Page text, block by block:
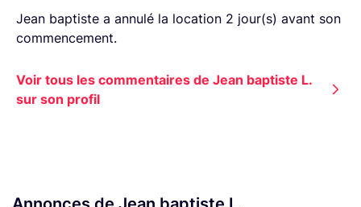
Jean baptiste a annulé la location 2 jour(s) avant son
commencement.
Voir tous les commentaires de Jean baptiste L.
sur son profil